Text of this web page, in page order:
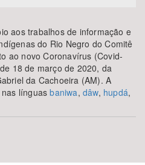
aos trabalhos de informação e
do Rio Negro do Comitê
ao novo Coronavírus (Covid-
18 de março de 2020, da
da Cachoeira (AM). A
nas línguasbaniwa,dâw, hupdá,